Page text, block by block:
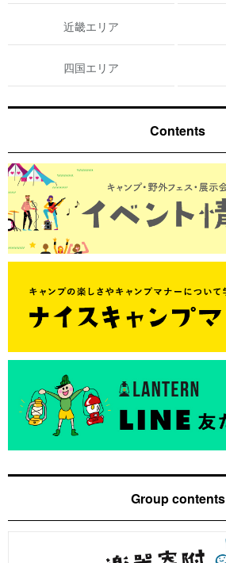
近畿エリア
四国エリア
Contents
Group contents